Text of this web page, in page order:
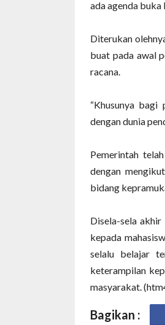
ada agenda
Diterukan
buat pada awal
racana.
“Khusunya
dengan dunia
Pemerintah
dengan
bidang
Disela-sela akhir
kepada
selalu belajar
keterampilan
masyarakat.
Bagikan :